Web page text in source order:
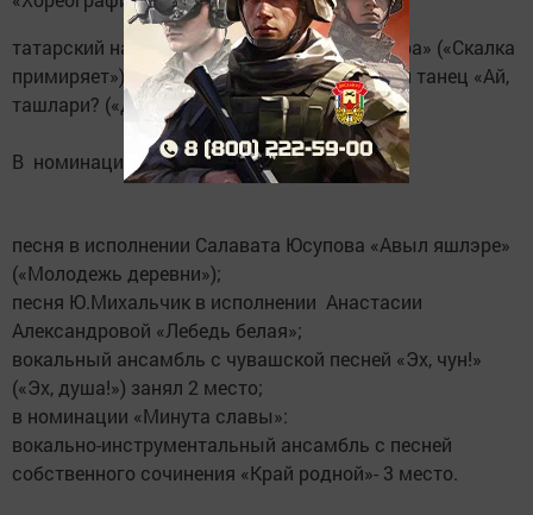
татарский народный танец «Уклау яраштыра» («Скалка
примиряет») занявший - 1 место; чувашский танец «Ай,
ташлари? («Давай, потанцуем?») - 2 место.
В номинации «Музыка»:
песня в исполнении Салавата Юсупова «Авыл яшлэре»
(«Молодежь деревни»);
песня Ю.Михальчик в исполнении Анастасии
Александровой «Лебедь белая»;
вокальный ансамбль с чувашской песней «Эх, чун!»
(«Эх, душа!») занял 2 место;
в номинации «Минута славы»:
вокально-инструментальный ансамбль с песней
собственного сочинения «Край родной»- 3 место.